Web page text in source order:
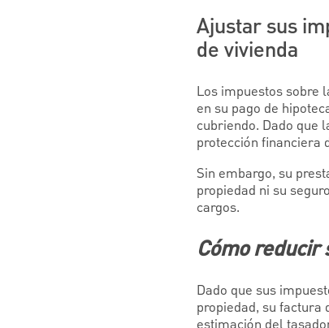
Ajustar sus
de vivienda
Los impuestos sobre
en su pago de
cubriendo. Dado que
protección financiera
Sin embargo, su
propiedad ni su
cargos.
Cómo reducir
Dado que sus
propiedad, su factura